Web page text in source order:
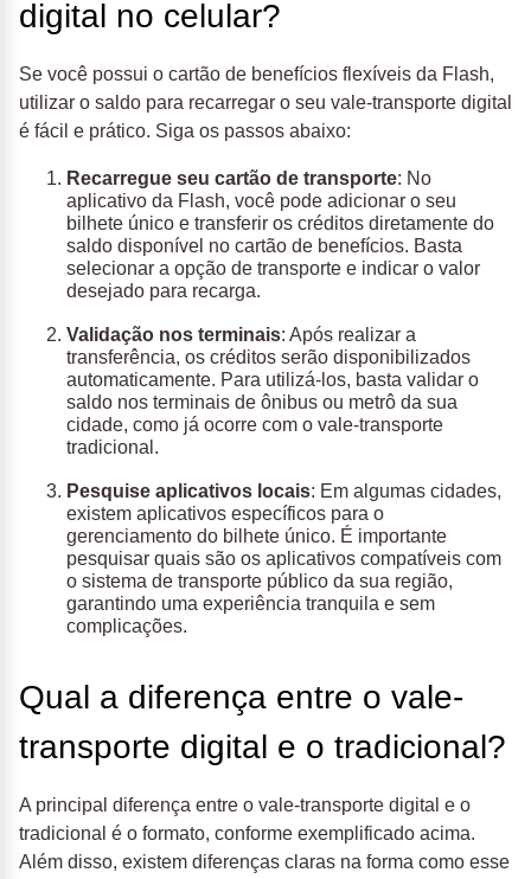
digital no celular?
Se você possui o cartão de benefícios flexíveis da Flash,
utilizar o saldo para recarregar o seu vale-transporte digital
é fácil e prático. Siga os passos abaixo:
Recarregue seu cartão de transporte: No
aplicativo da Flash, você pode adicionar o seu
bilhete único e transferir os créditos diretamente do
saldo disponível no cartão de benefícios. Basta
selecionar a opção de transporte e indicar o valor
desejado para recarga.
Validação nos terminais: Após realizar a
transferência, os créditos serão disponibilizados
automaticamente. Para utilizá-los, basta validar o
saldo nos terminais de ônibus ou metrô da sua
cidade, como já ocorre com o vale-transporte
tradicional.
Pesquise aplicativos locais: Em algumas cidades,
existem aplicativos específicos para o
gerenciamento do bilhete único. É importante
pesquisar quais são os aplicativos compatíveis com
o sistema de transporte público da sua região,
garantindo uma experiência tranquila e sem
complicações.
Qual a diferença entre o vale-
transporte digital e o tradicional?
A principal diferença entre o vale-transporte digital e o
tradicional é o formato, conforme exemplificado acima.
Além disso, existem diferenças claras na forma como esse